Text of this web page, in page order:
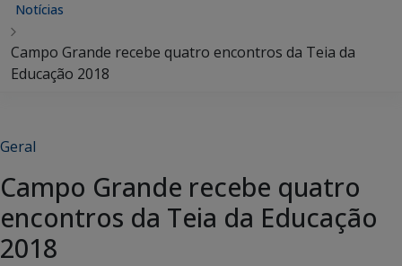
Notícias
Campo Grande recebe quatro encontros da Teia da
Educação 2018
Geral
Campo Grande recebe quatro
encontros da Teia da Educação
2018